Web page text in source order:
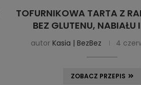
TOFURNIKOWA TARTA Z
BEZ GLUTENU, NABIAŁU
autor Kasia | BezBez 4
ZOBACZ PRZEPIS